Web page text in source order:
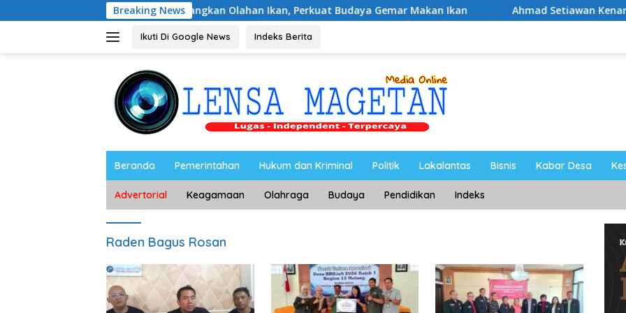
ke
Breaking News
Ibu Magetan Kembangkan Olahan Ikan, Perkuat Budaya Gemar Makan Ikan Ahmad Setiawan Kenang M. Sholeh:
Ikuti Di Google News Indeks Berita
Beranda Pemerintahan Hukum dan Kriminal Politik Lakalantas Bisnis Kabar Desa
Advertorial Keagamaan Olahraga Budaya Pendidikan Indeks
Raden Bagus Rosan